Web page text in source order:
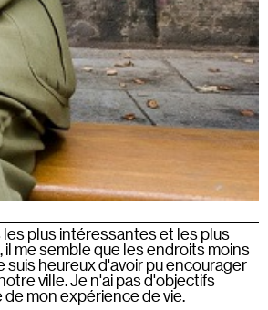
plus intéressantes et les plus
me semble que les endroits moins
heureux d'avoir pu encourager
ville. Je n'ai pas d'objectifs
mon expérience de vie.